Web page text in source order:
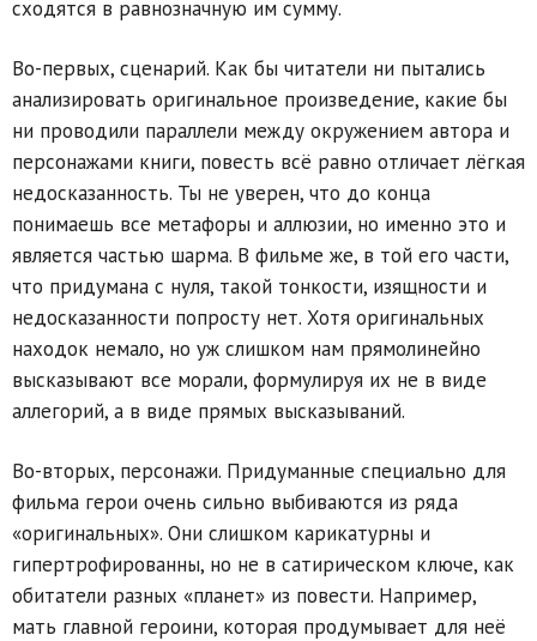
сходятся в равнозначную им сумму.
Во-первых, сценарий. Как бы читатели ни пытались
анализировать оригинальное произведение, какие бы
ни проводили параллели между окружением автора и
персонажами книги, повесть всё равно отличает лёгкая
недосказанность. Ты не уверен, что до конца
понимаешь все метафоры и аллюзии, но именно это и
является частью шарма. В фильме же, в той его части,
что придумана с нуля, такой тонкости, изящности и
недосказанности попросту нет. Хотя оригинальных
находок немало, но уж слишком нам прямолинейно
высказывают все морали, формулируя их не в виде
аллегорий, а в виде прямых высказываний.
Во-вторых, персонажи. Придуманные специально для
фильма герои очень сильно выбиваются из ряда
«оригинальных». Они слишком карикатурны и
гипертрофированны, но не в сатирическом ключе, как
обитатели разных «планет» из повести. Например,
мать главной героини, которая продумывает для неё